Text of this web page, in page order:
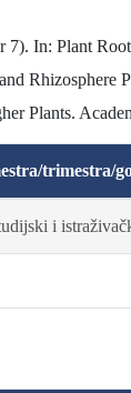
7). In: Plant
Rhizosphere
Plants.
trimestra/
i